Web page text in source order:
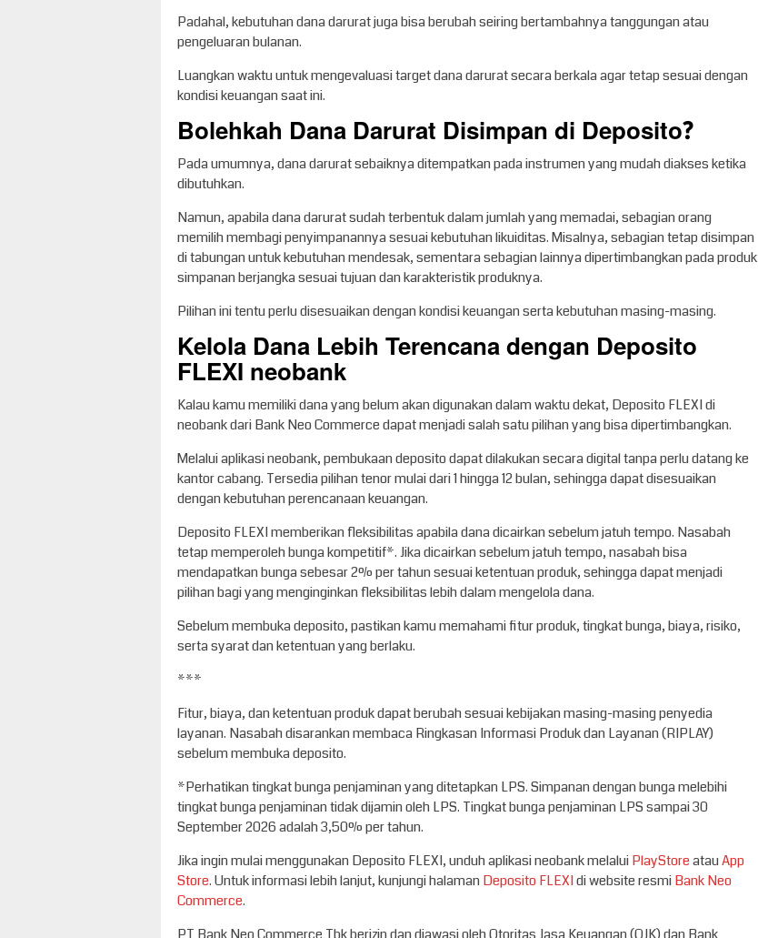
Padahal, kebutuhan dana darurat juga bisa berubah seiring bertambahnya tanggungan atau
pengeluaran bulanan.
Luangkan waktu untuk mengevaluasi target dana darurat secara berkala agar tetap sesuai dengan
kondisi keuangan saat ini.
Bolehkah Dana Darurat Disimpan di Deposito?
Pada umumnya, dana darurat sebaiknya ditempatkan pada instrumen yang mudah diakses ketika
dibutuhkan.
Namun, apabila dana darurat sudah terbentuk dalam jumlah yang memadai, sebagian orang
memilih membagi penyimpanannya sesuai kebutuhan likuiditas. Misalnya, sebagian tetap disimpan
di tabungan untuk kebutuhan mendesak, sementara sebagian lainnya dipertimbangkan pada produk
simpanan berjangka sesuai tujuan dan karakteristik produknya.
Pilihan ini tentu perlu disesuaikan dengan kondisi keuangan serta kebutuhan masing-masing.
Kelola Dana Lebih Terencana dengan Deposito
FLEXI neobank
Kalau kamu memiliki dana yang belum akan digunakan dalam waktu dekat, Deposito FLEXI di
neobank dari Bank Neo Commerce dapat menjadi salah satu pilihan yang bisa dipertimbangkan.
Melalui aplikasi neobank, pembukaan deposito dapat dilakukan secara digital tanpa perlu datang ke
kantor cabang. Tersedia pilihan tenor mulai dari 1 hingga 12 bulan, sehingga dapat disesuaikan
dengan kebutuhan perencanaan keuangan.
Deposito FLEXI memberikan fleksibilitas apabila dana dicairkan sebelum jatuh tempo. Nasabah
tetap memperoleh bunga kompetitif*. Jika dicairkan sebelum jatuh tempo, nasabah bisa
mendapatkan bunga sebesar 2% per tahun sesuai ketentuan produk, sehingga dapat menjadi
pilihan bagi yang menginginkan fleksibilitas lebih dalam mengelola dana.
Sebelum membuka deposito, pastikan kamu memahami fitur produk, tingkat bunga, biaya, risiko,
serta syarat dan ketentuan yang berlaku.
***
Fitur, biaya, dan ketentuan produk dapat berubah sesuai kebijakan masing-masing penyedia
layanan. Nasabah disarankan membaca Ringkasan Informasi Produk dan Layanan (RIPLAY)
sebelum membuka deposito.
*Perhatikan tingkat bunga penjaminan yang ditetapkan LPS. Simpanan dengan bunga melebihi
tingkat bunga penjaminan tidak dijamin oleh LPS. Tingkat bunga penjaminan LPS sampai 30
September 2026 adalah 3,50% per tahun.
Jika ingin mulai menggunakan Deposito FLEXI, unduh aplikasi neobank melaluiPlayStoreatauApp
Store. Untuk informasi lebih lanjut, kunjungi halamanDeposito FLEXIdi website resmiBank Neo
Commerce.